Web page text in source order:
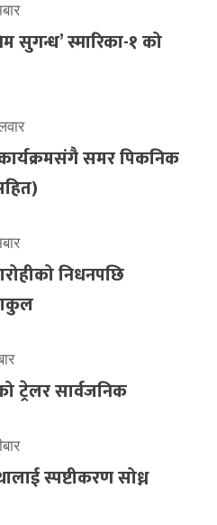
सुगन्ध’ स्मारिका-१ को
कार्यक्रमसंगै समर पिकनिक
निधनपछि
ट्रेलर सार्वजनिक
स्पष्टीकरण सोध्न